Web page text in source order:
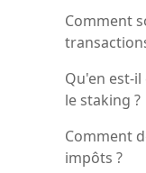
Comment
Qu'en est-
le staking ?
Comment
impôts ?